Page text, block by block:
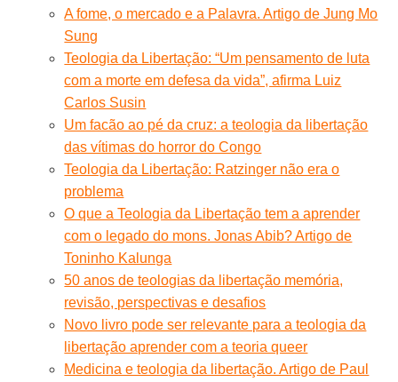
A fome, o mercado e a Palavra. Artigo de Jung Mo
Sung
Teologia da Libertação: “Um pensamento de luta
com a morte em defesa da vida”, afirma Luiz
Carlos Susin
Um facão ao pé da cruz: a teologia da libertação
das vítimas do horror do Congo
Teologia da Libertação: Ratzinger não era o
problema
O que a Teologia da Libertação tem a aprender
com o legado do mons. Jonas Abib? Artigo de
Toninho Kalunga
50 anos de teologias da libertação memória,
revisão, perspectivas e desafios
Novo livro pode ser relevante para a teologia da
libertação aprender com a teoria queer
Medicina e teologia da libertação. Artigo de Paul